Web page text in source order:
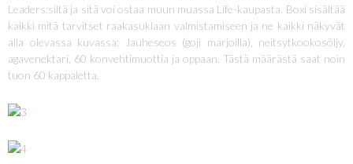
Leaders:siltä ja sitä voi ostaa muun muassa Life-kaupasta. Boxi sisältää
kaikki mitä tarvitset raakasuklaan valmistamiseen ja ne kaikki näkyvät
alla olevassa kuvassa: Jauheseos (goji marjoilla), neitsytkookosöljy,
agavenektari, 60 konvehtimuottia ja oppaan. Tästä määrästä saat noin
tuon 60 kappaletta.